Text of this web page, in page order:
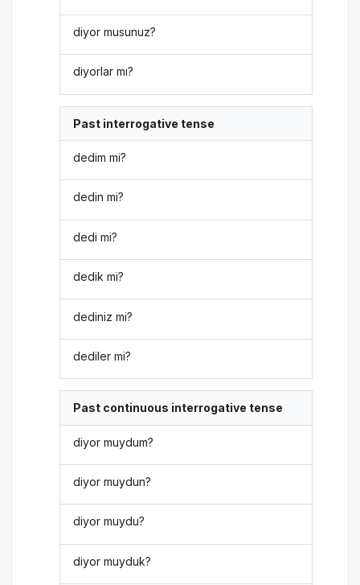
diyor musunuz?
diyorlar mı?
Past interrogative tense
dedim mi?
dedin mi?
dedi mi?
dedik mi?
dediniz mi?
dediler mi?
Past continuous interrogative tense
diyor muydum?
diyor muydun?
diyor muydu?
diyor muyduk?